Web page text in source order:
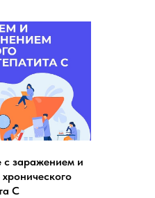
с заражением и
С